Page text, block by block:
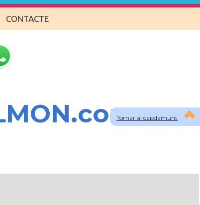
CONTACTE
Tornar al capdamunt